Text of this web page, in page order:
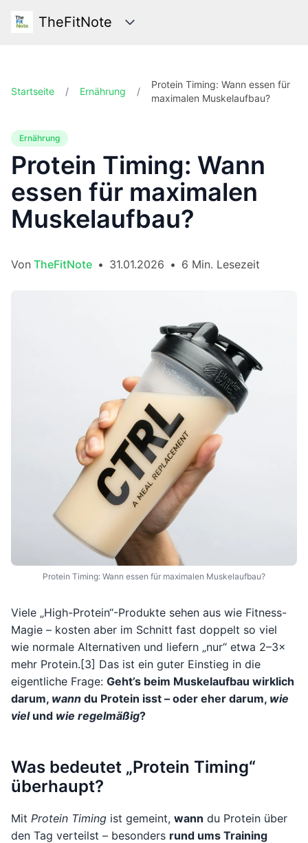
TheFitNote Kategorien
Startseite / Ernährung /
Protein Timing: Wann essen für
maximalen Muskelaufbau?
Ernährung
Protein Timing: Wann
essen für maximalen
Muskelaufbau?
Von TheFitNote • 31.01.2026 • 6 Min. Lesezeit
Protein Timing: Wann essen für maximalen Muskelaufbau?
Viele „High-Protein“-Produkte sehen aus wie Fitness-
Magie – kosten aber im Schnitt fast doppelt so viel
wie normale Alternativen und liefern „nur“ etwa 2–3×
mehr Protein.[3] Das ist ein guter Einstieg in die
eigentliche Frage: Geht’s beim Muskelaufbau wirklich
darum, wann du Protein isst – oder eher darum, wie
vielund wie regelmäßig?
Was bedeutet „Protein Timing“
überhaupt?
Mit Protein Timing ist gemeint, wann du Protein über
den Tag verteilst – besonders rund ums Training